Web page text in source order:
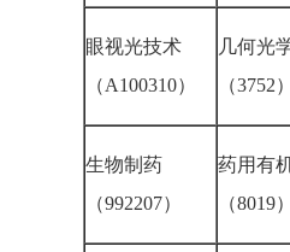
眼视光技术
（A100310）
几何光
（3752
生物制药
（992207）
药用有
（8019